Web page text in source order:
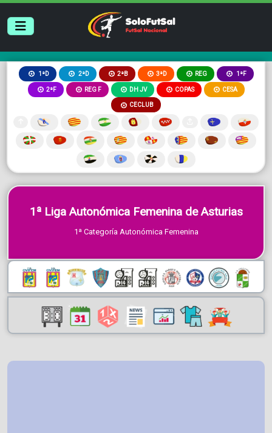
1ªD 2ªD 2ªB 3ªD REG 1ªF
2ªF REG F DH JV COPAS CESA
CECLUB
1ª Liga Autonómica Femenina de Asturias
1ª Categoría Autonómica Femenina